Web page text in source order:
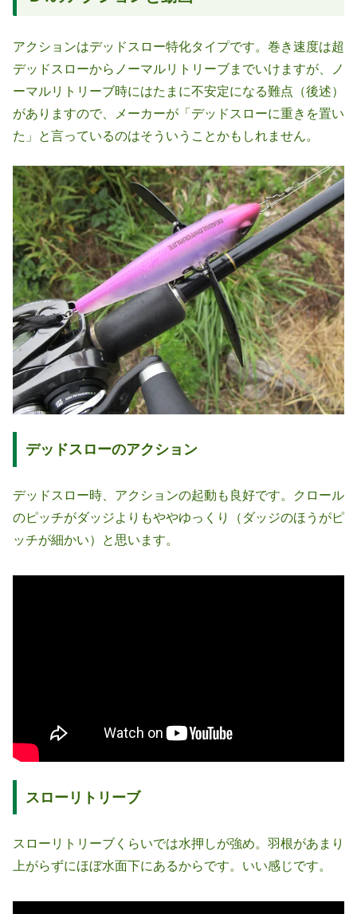
アクションはデッドスロー特化タイプです。巻き速度は超
デッドスローからノーマルリトリーブまでいけますが、ノ
ーマルリトリーブ時にはたまに不安定になる難点（後述）
がありますので、メーカーが「デッドスローに重きを置い
た」と言っているのはそういうことかもしれません。
デッドスローのアクション
デッドスロー時、アクションの起動も良好です。クロール
のピッチがダッジよりもややゆっくり（ダッジのほうがピ
ッチが細かい）と思います。
スローリトリーブ
スローリトリーブくらいでは水押しが強め。羽根があまり
上がらずにほぼ水面下にあるからです。いい感じです。